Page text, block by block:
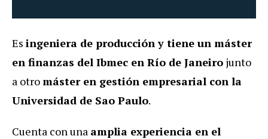
Es ingeniera de producción y tiene un máster
en finanzas del Ibmec en Río de Janeiro junto
a otromáster en gestión empresarial con la
Universidad de Sao Paulo.
Cuenta con una amplia experiencia en el